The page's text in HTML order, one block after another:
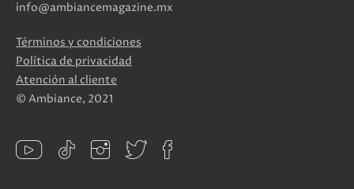
info@ambiancemagazine.mx
Términos y condiciones
Política de privacidad
Atención al cliente
© Ambiance, 2021